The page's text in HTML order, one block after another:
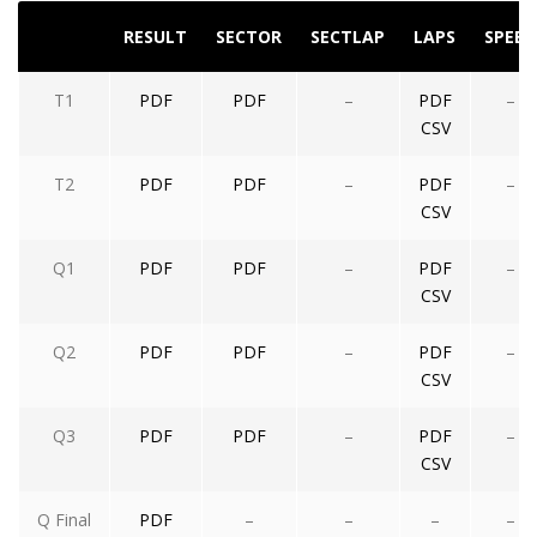
RESULT SECTOR SECTLAP LAPS SPEED
T1 PDF PDF –
PDF
CSV
–
T2 PDF PDF –
PDF
CSV
–
Q1 PDF PDF –
PDF
CSV
–
Q2 PDF PDF –
PDF
CSV
–
Q3 PDF PDF –
PDF
CSV
–
Q Final PDF – – – –